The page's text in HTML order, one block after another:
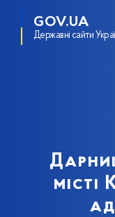
GOV.UA
Державні сайти
місті